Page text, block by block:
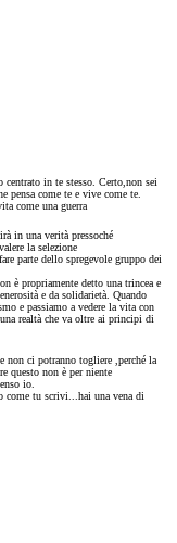
in te stesso. Certo,non sei
come te e vive come te.
come una guerra
in una verità pressoché
la selezione
parte dello spregevole gruppo dei
è propriamente detto una trincea e
e da solidarietà. Quando
e passiamo a vedere la vita con
realtà che va oltre ai principi di
non ci potranno togliere ,perché la
questo non è per niente
io.
come tu scrivi...hai una vena di